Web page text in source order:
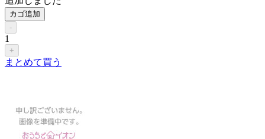
カゴ追加
-
1
+
まとめて買う